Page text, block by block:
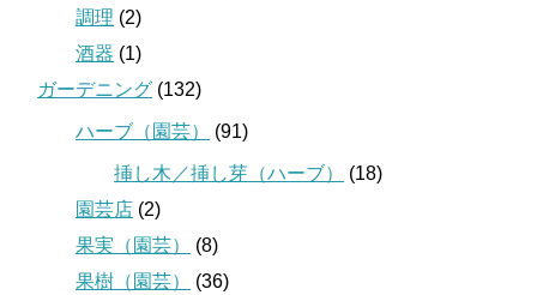
調理 (2)
酒器 (1)
ガーデニング (132)
ハーブ（園芸） (91)
挿し木／挿し芽（ハーブ）
(18)
園芸店 (2)
果実（園芸）
(8)
果樹（園芸）
(36)